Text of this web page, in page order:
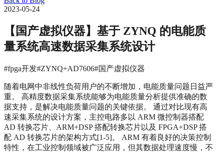
2023-05-24
【国产虚拟仪器】基于 ZYNQ 的电能质
量系统高速数据采集系统设计
#fpga开发#ZYNQ+AD7606#国产虚拟仪器
随着电网中非线性负荷用户的不断增加，电能质量问题日益严
重。 高精度数据采集系统能够为电能质量分析提供准确的数
据支持，是解决电能质量问题的关键依据。 通过对比现有高
速采集系统的设计方案，主控电路多以 ARM 微控制器搭配
AD 转换芯片、ARM+DSP 搭配转换芯片以及 FPGA+DSP 搭
配 AD 转换芯片的架构方式[1-5]。 ARM 有着良好的决策控制
特性，在工业控制领域被广泛应用，但其数据处理速度慢，不